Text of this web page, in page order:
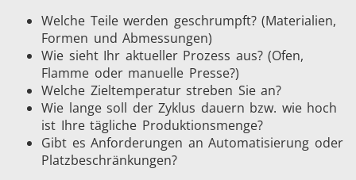
Serie SH Heizkopf
Welche Teile werden geschrumpft? (Materialien,
Formen und Abmessungen)
Wie sieht Ihr aktueller Prozess aus? (Ofen,
Flamme oder manuelle Presse?)
Welche Zieltemperatur streben Sie an?
Wie lange soll der Zyklus dauern bzw. wie hoch
ist Ihre tägliche Produktionsmenge?
Gibt es Anforderungen an Automatisierung oder
Platzbeschränkungen?